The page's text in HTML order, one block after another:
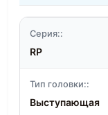
Серия::
RP
Тип головки::
Выступающая